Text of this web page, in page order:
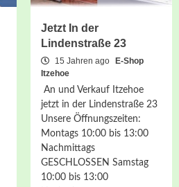
Jetzt In der
Lindenstraße 23
15 Jahren ago
E-Shop
Itzehoe
An und Verkauf Itzehoe
jetzt in der Lindenstraße 23
Unsere Öffnungszeiten:
Montags 10:00 bis 13:00
Nachmittags
GESCHLOSSEN Samstag
10:00 bis 13:00